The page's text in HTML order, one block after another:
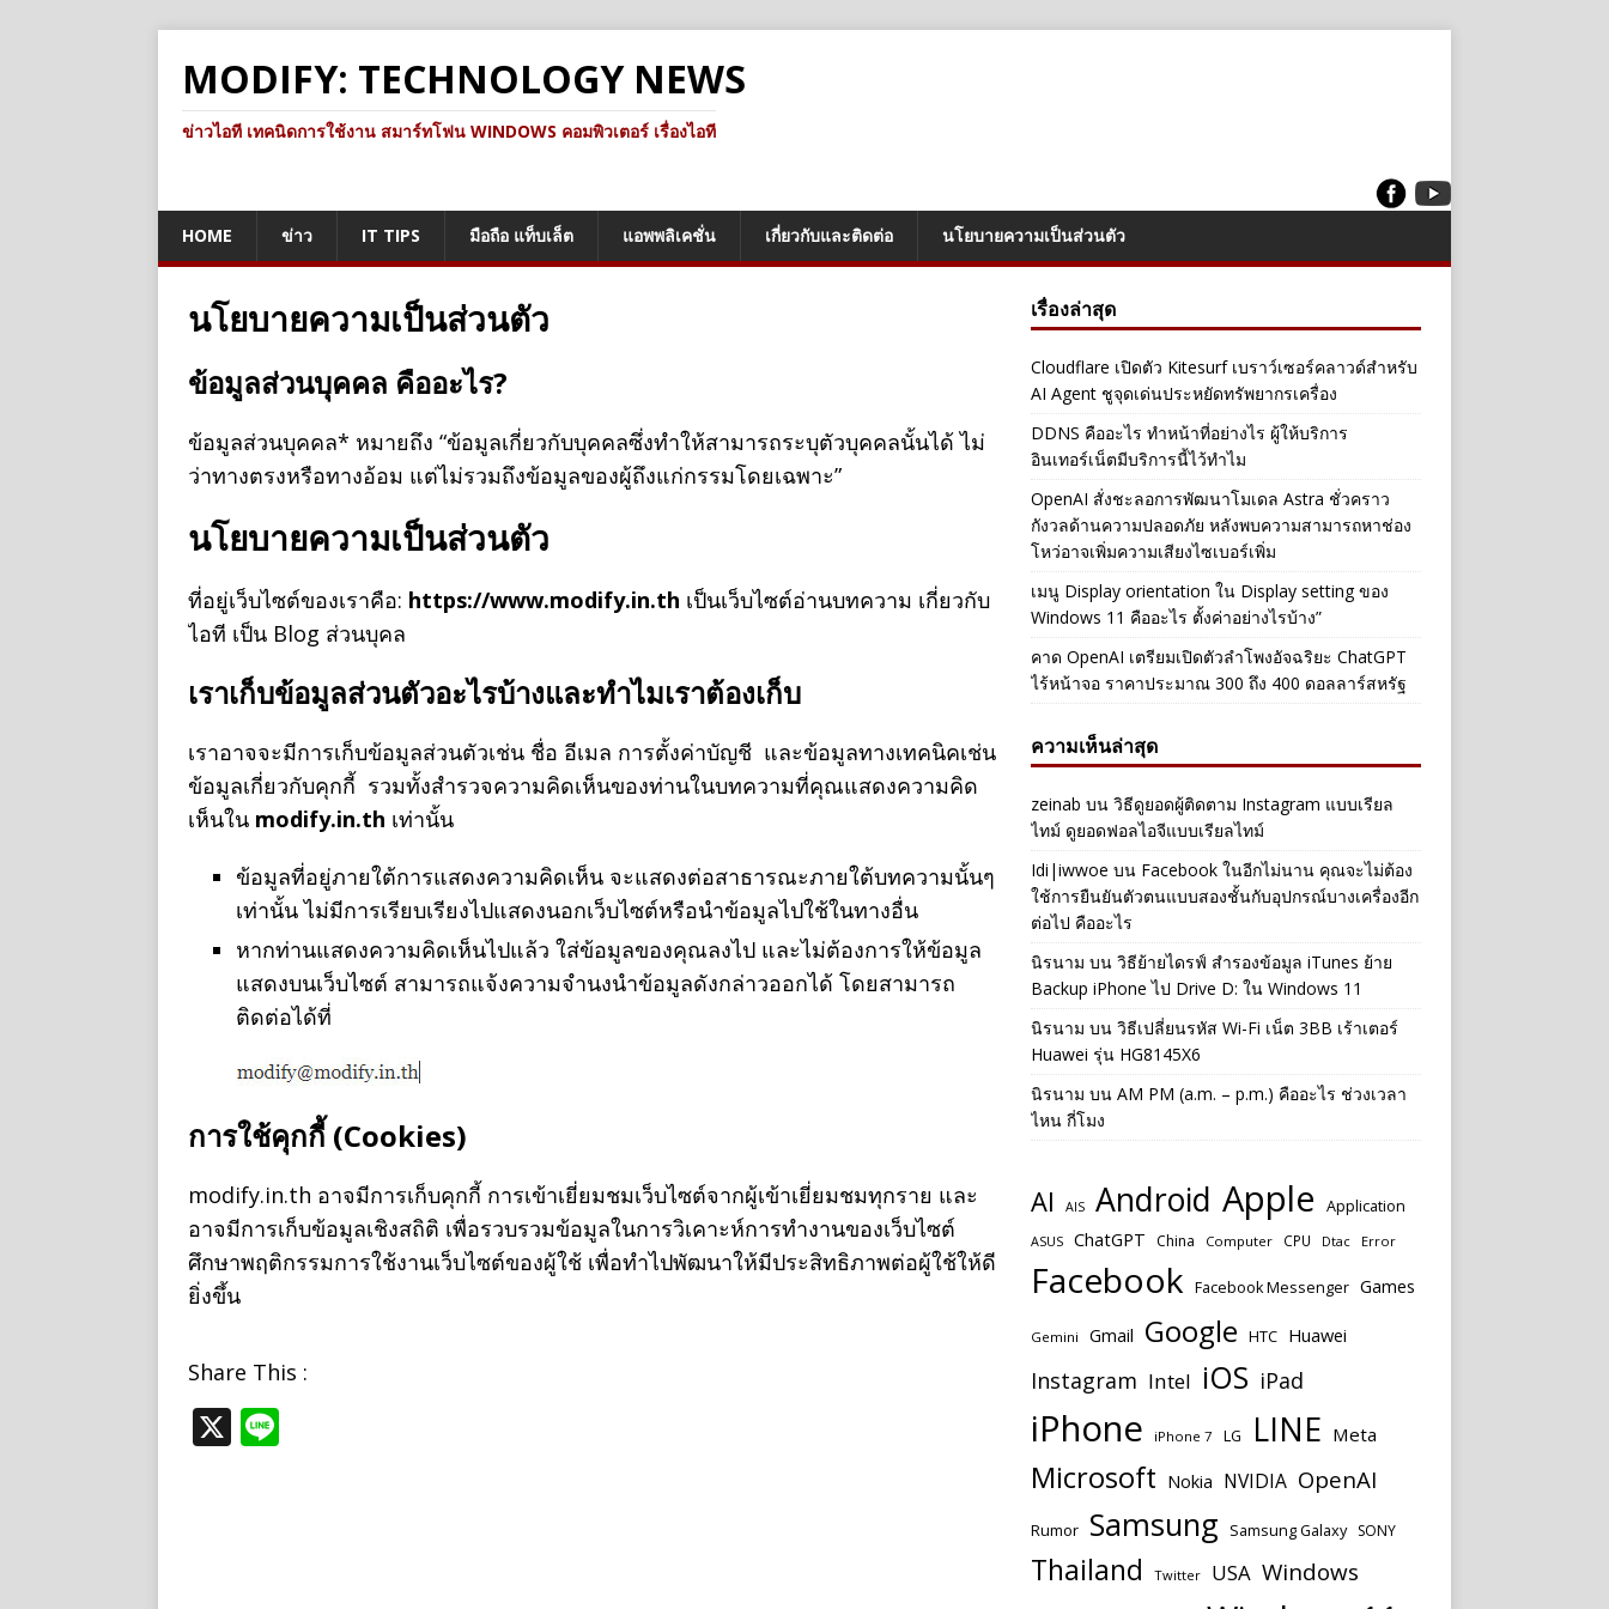
MODIFY: TECHNOLOGY NEWS
ข่าวไอที เทคนิดการใช้งาน สมาร์ทโฟน WINDOWS คอมพิวเตอร์ เรื่องไอที
HOME ข่าว IT TIPS มือถือ แท็บเล็ต แอพพลิเคชั่น เกี่ยวกับและติดต่อ นโยบายความเป็นส่วนตัว
นโยบายความเป็นส่วนตัว
ข้อมูลส่วนบุคคล คืออะไร?
ข้อมูลส่วนบุคคล* หมายถึง “ข้อมูลเกี่ยวกับบุคคลซึ่งทำให้สามารถระบุตัวบุคคลนั้นได้ ไม่
ว่าทางตรงหรือทางอ้อม แต่ไม่รวมถึงข้อมูลของผู้ถึงแก่กรรมโดยเฉพาะ”
นโยบายความเป็นส่วนตัว
ที่อยู่เว็บไซต์ของเราคือ: https://www.modify.in.th เป็นเว็บไซต์อ่านบทความ เกี่ยวกับ
ไอที เป็น Blog ส่วนบุคล
เราเก็บข้อมูลส่วนตัวอะไรบ้างและทำไมเราต้องเก็บ
เราอาจจะมีการเก็บข้อมูลส่วนตัวเช่น ชื่อ อีเมล การตั้งค่าบัญชี และข้อมูลทางเทคนิคเช่น
ข้อมูลเกี่ยวกับคุกกี้ รวมทั้งสำรวจความคิดเห็นของท่านในบทความที่คุณแสดงความคิด
เห็นใน modify.in.th เท่านั้น
ข้อมูลที่อยู่ภายใต้การแสดงความคิดเห็น จะแสดงต่อสาธารณะภายใต้บทความนั้นๆ
เท่านั้น ไม่มีการเรียบเรียงไปแสดงนอกเว็บไซต์หรือนำข้อมูลไปใช้ในทางอื่น
หากท่านแสดงความคิดเห็นไปแล้ว ใส่ข้อมูลของคุณลงไป และไม่ต้องการให้ข้อมูล
แสดงบนเว็บไซต์ สามารถแจ้งความจำนงนำข้อมูลดังกล่าวออกได้ โดยสามารถ
ติดต่อได้ที่
การใช้คุกกี้ (Cookies)
modify.in.th อาจมีการเก็บคุกกี้ การเข้าเยี่ยมชมเว็บไซต์จากผู้เข้าเยี่ยมชมทุกราย และ
อาจมีการเก็บข้อมูลเชิงสถิติ เพื่อรวบรวมข้อมูลในการวิเคาะห์การทำงานของเว็บไซต์
ศึกษาพฤติกรรมการใช้งานเว็บไซต์ของผู้ใช้ เพื่อทำไปพัฒนาให้มีประสิทธิภาพต่อผู้ใช้ให้ดี
ยิ่งขึ้น
Share This :
X
เรื่องล่าสุด
Cloudflare เปิดตัว Kitesurf เบราว์เซอร์คลาวด์สำหรับ
AI Agent ชูจุดเด่นประหยัดทรัพยากรเครื่อง
DDNS คืออะไร ทำหน้าที่อย่างไร ผู้ให้บริการ
อินเทอร์เน็ตมีบริการนี้ไว้ทำไม
OpenAI สั่งชะลอการพัฒนาโมเดล Astra ชั่วคราว
กังวลด้านความปลอดภัย หลังพบความสามารถหาช่อง
โหว่อาจเพิ่มความเสียงไซเบอร์เพิ่ม
เมนู Display orientation ใน Display setting ของ
Windows 11 คืออะไร ตั้งค่าอย่างไรบ้าง”
คาด OpenAI เตรียมเปิดตัวลำโพงอัจฉริยะ ChatGPT
ไร้หน้าจอ ราคาประมาณ 300 ถึง 400 ดอลลาร์สหรัฐ
ความเห็นล่าสุด
zeinab บน วิธีดูยอดผู้ติดตาม Instagram แบบเรียล
ไทม์ ดูยอดฟอลไอจีแบบเรียลไทม์
Idi|iwwoe บน Facebook ในอีกไม่นาน คุณจะไม่ต้อง
ใช้การยืนยันตัวตนแบบสองชั้นกับอุปกรณ์บางเครื่องอีก
ต่อไป คืออะไร
นิรนาม บน วิธีย้ายไดรฟ์ สำรองข้อมูล iTunes ย้าย
Backup iPhone ไป Drive D: ใน Windows 11
นิรนาม บน วิธีเปลี่ยนรหัส Wi-Fi เน็ต 3BB เร้าเตอร์
Huawei รุ่น HG8145X6
นิรนาม บน AM PM (a.m. – p.m.) คืออะไร ช่วงเวลา
ไหน กี่โมง
AI AIS Android Apple Application
ASUS ChatGPT China Computer CPU Dtac Error
Facebook Facebook Messenger Games
Gemini Gmail Google HTC Huawei
Instagram Intel iOS iPad
iPhone iPhone 7 LG LINE Meta
Microsoft Nokia NVIDIA OpenAI
Rumor Samsung Samsung Galaxy SONY
Thailand Twitter USA Windows